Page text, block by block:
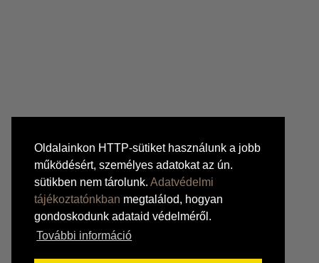
Oldalainkon HTTP-sütiket használunk a jobb
működésért, személyes adatokat az ún.
sütikben nem tárolunk. Adatvédelmi
tájékoztatónkban megtalálod, hogyan
gondoskodunk adataid védelméről.
További információ